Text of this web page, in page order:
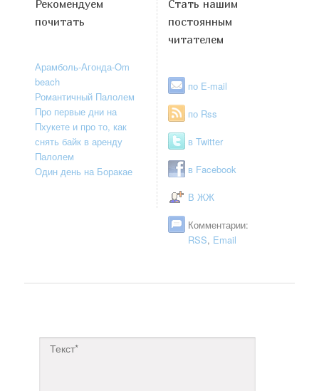
Рекомендуем
почитать
Арамболь-Агонда-Om
beach
Романтичный Палолем
Про первые дни на
Пхукете и про то, как
снять байк в аренду
Палолем
Один день на Боракае
Стать нашим
постоянным
читателем
по E-mail
по Rss
в Twitter
в Facebook
В ЖЖ
Комментарии:
RSS, Email